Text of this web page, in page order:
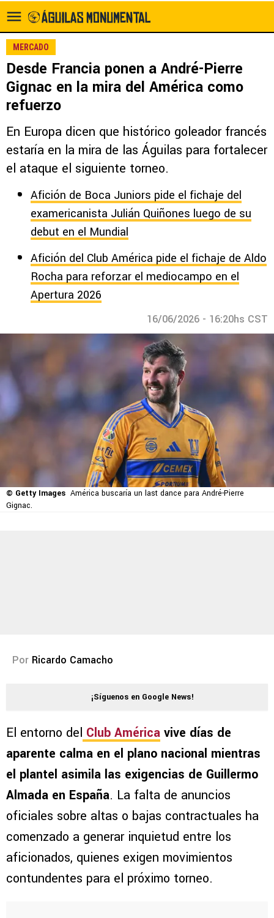
MERCADO
Desde Francia ponen a André-Pierre
Gignac en la mira del América como
refuerzo
En Europa dicen que histórico goleador francés
estaría en la mira de las Águilas para fortalecer
el ataque el siguiente torneo.
Afición de Boca Juniors pide el fichaje del
examericanista Julián Quiñones luego de su
debut en el Mundial
Afición del Club América pide el fichaje de Aldo
Rocha para reforzar el mediocampo en el
Apertura 2026
16/06/2026 - 16:20hs CST
© Getty Images América buscaría un last dance para André-Pierre
Gignac.
Por Ricardo Camacho
¡Síguenos en Google News!
El entorno del Club América vive días de
aparente calma en el plano nacional mientras
el plantel asimila las exigencias de Guillermo
Almada en España. La falta de anuncios
oficiales sobre altas o bajas contractuales ha
comenzado a generar inquietud entre los
aficionados, quienes exigen movimientos
contundentes para el próximo torneo.